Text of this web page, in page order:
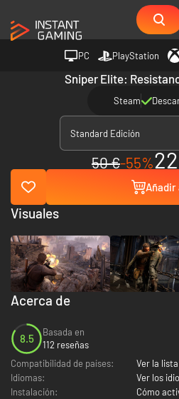
PC PlayStation
Sniper Elite:
Steam
Standard Edición
50 €-55%
Añadir
Acerca de
8.5
Basada en
112 reseñas
Compatibilidad de países:
Ver la lista
Idiomas:
Ver los
Instalación:
Cómo
Visuales